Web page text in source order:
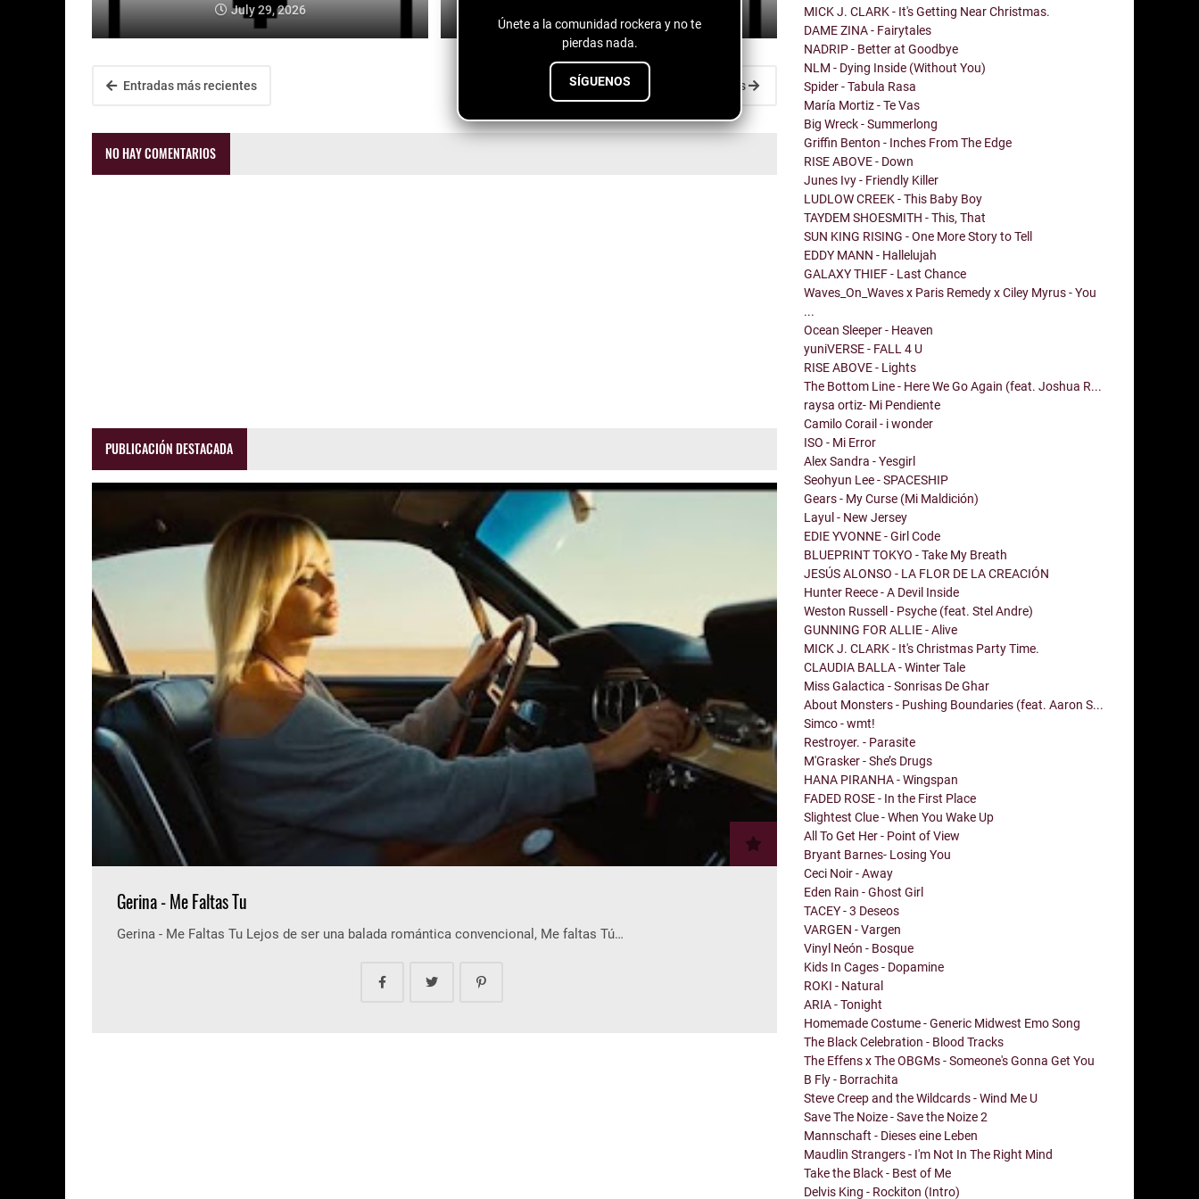
Únete a la comunidad rockera y no te
pierdas nada.
SÍGUENOS
July 29, 2026
Entradas más recientes Entradas antiguas
NO HAY COMENTARIOS
PUBLICACIÓN DESTACADA
Gerina - Me Faltas Tu
Gerina - Me Faltas Tu Lejos de ser una balada romántica convencional, Me faltas Tú…
MICK J. CLARK - It's Getting Near Christmas.
DAME ZINA - Fairytales
NADRIP - Better at Goodbye
NLM - Dying Inside (Without You)
Spider - Tabula Rasa
María Mortiz - Te Vas
Big Wreck - Summerlong
Griffin Benton - Inches From The Edge
RISE ABOVE - Down
Junes Ivy - Friendly Killer
LUDLOW CREEK - This Baby Boy
TAYDEM SHOESMITH - This, That
SUN KING RISING - One More Story to Tell
EDDY MANN - Hallelujah
GALAXY THIEF - Last Chance
Waves_On_Waves x Paris Remedy x Ciley Myrus - You
...
Ocean Sleeper - Heaven
yuniVERSE - FALL 4 U
RISE ABOVE - Lights
The Bottom Line - Here We Go Again (feat. Joshua R...
raysa ortiz- Mi Pendiente
Camilo Corail - i wonder
ISO - Mi Error
Alex Sandra - Yesgirl
Seohyun Lee - SPACESHIP
Gears - My Curse (Mi Maldición)
Layul - New Jersey
EDIE YVONNE - Girl Code
BLUEPRINT TOKYO - Take My Breath
JESÚS ALONSO - LA FLOR DE LA CREACIÓN
Hunter Reece - A Devil Inside
Weston Russell - Psyche (feat. Stel Andre)
GUNNING FOR ALLIE - Alive
MICK J. CLARK - It's Christmas Party Time.
CLAUDIA BALLA - Winter Tale
Miss Galactica - Sonrisas De Ghar
About Monsters - Pushing Boundaries (feat. Aaron S...
Simco - wmt!
Restroyer. - Parasite
M'Grasker - She’s Drugs
HANA PIRANHA - Wingspan
FADED ROSE - In the First Place
Slightest Clue - When You Wake Up
All To Get Her - Point of View
Bryant Barnes- Losing You
Ceci Noir - Away
Eden Rain - Ghost Girl
TACEY - 3 Deseos
VARGEN - Vargen
Vinyl Neón - Bosque
Kids In Cages - Dopamine
ROKI - Natural
ARIA - Tonight
Homemade Costume - Generic Midwest Emo Song
The Black Celebration - Blood Tracks
The Effens x The OBGMs - Someone's Gonna Get You
B Fly - Borrachita
Steve Creep and the Wildcards - Wind Me U
Save The Noize - Save the Noize 2
Mannschaft - Dieses eine Leben
Maudlin Strangers - I'm Not In The Right Mind
Take the Black - Best of Me
Delvis King - Rockiton (Intro)